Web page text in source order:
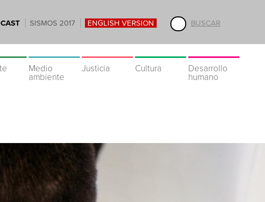
BUSCAR
SISMOS 2017 ENGLISH VERSION
Medio
ambiente
Justicia Cultura
Desarrollo
humano